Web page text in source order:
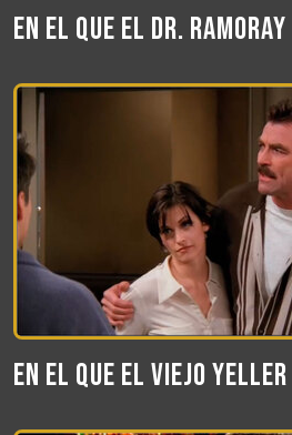
En el que el Dr.
En el que el viejo Yeller